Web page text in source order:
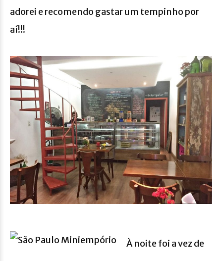
adorei e recomendo gastar um tempinho por
aí!!!
À noite foi a vez de